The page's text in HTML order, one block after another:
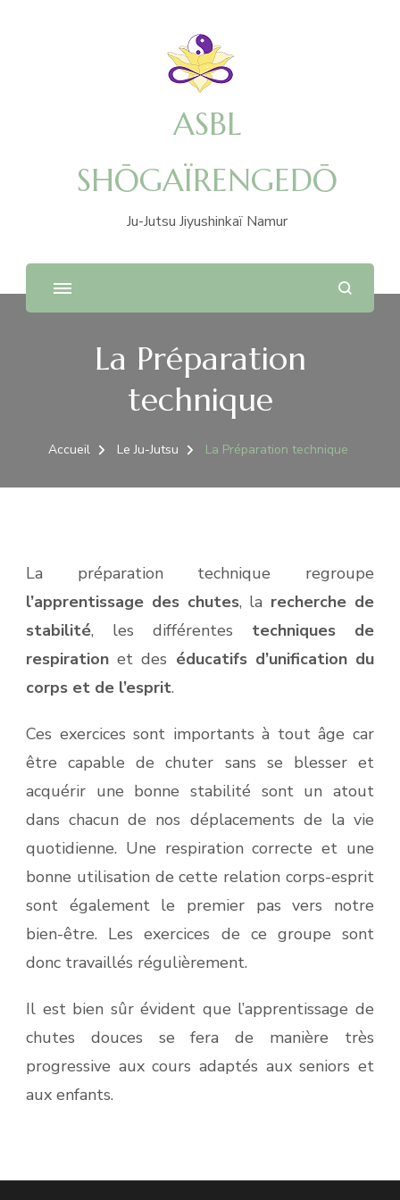
ASBL
SHŌGAÏRENGEDŌ
Ju-Jutsu Jiyushinkaï Namur
La Préparation
technique
Accueil Le Ju-Jutsu La Préparation technique
La préparation technique regroupe
l’apprentissage des chutes, la recherche de
stabilité, les différentes techniques de
respiration et des éducatifs d’unification du
corps et de l’esprit.
Ces exercices sont importants à tout âge car
être capable de chuter sans se blesser et
acquérir une bonne stabilité sont un atout
dans chacun de nos déplacements de la vie
quotidienne. Une respiration correcte et une
bonne utilisation de cette relation corps-esprit
sont également le premier pas vers notre
bien-être. Les exercices de ce groupe sont
donc travaillés régulièrement.
Il est bien sûr évident que l’apprentissage de
chutes douces se fera de manière très
progressive aux cours adaptés aux seniors et
aux enfants.